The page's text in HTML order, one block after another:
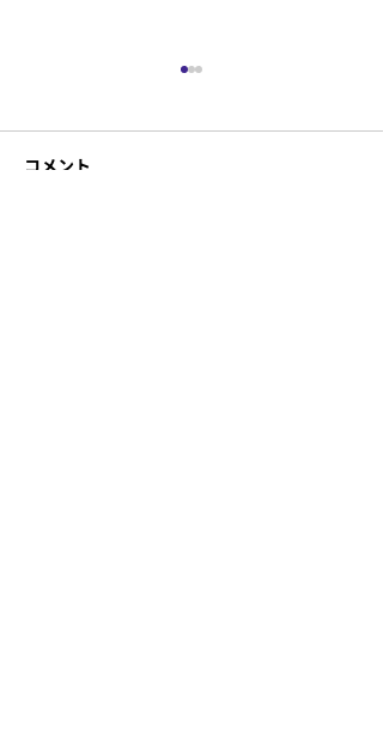
コメント